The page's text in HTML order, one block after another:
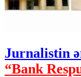
Jurnalistin
“Bank